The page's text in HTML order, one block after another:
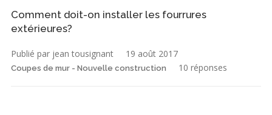
Comment doit-on installer les fourrures
extérieures?
Publié par jean tousignant 19 août 2017
Coupes de mur - Nouvelle construction 10 réponses